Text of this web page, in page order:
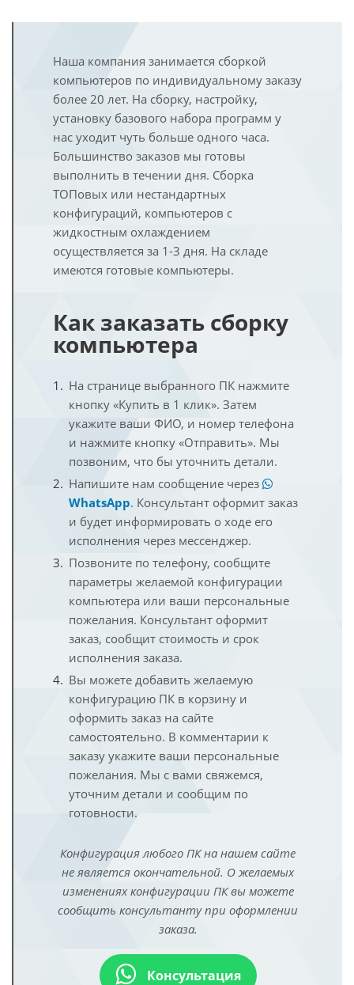
Наша компания занимается сборкой
компьютеров по индивидуальному заказу
более 20 лет. На сборку, настройку,
установку базового набора программ у
нас уходит чуть больше одного часа.
Большинство заказов мы готовы
выполнить в течении дня. Сборка
ТОПовых или нестандартных
конфигураций, компьютеров с
жидкостным охлаждением
осуществляется за 1-3 дня. На складе
имеются готовые компьютеры.
Как заказать сборку
компьютера
На странице выбранного ПК нажмите
кнопку «Купить в 1 клик». Затем
укажите ваши ФИО, и номер телефона
и нажмите кнопку «Отправить». Мы
позвоним, что бы уточнить детали.
Напишите нам сообщение через
WhatsApp. Консультант оформит заказ
и будет информировать о ходе его
исполнения через мессенджер.
Позвоните по телефону, сообщите
параметры желаемой конфигурации
компьютера или ваши персональные
пожелания. Консультант оформит
заказ, сообщит стоимость и срок
исполнения заказа.
Вы можете добавить желаемую
конфигурацию ПК в корзину и
оформить заказ на сайте
самостоятельно. В комментарии к
заказу укажите ваши персональные
пожелания. Мы с вами свяжемся,
уточним детали и сообщим по
готовности.
Конфигурация любого ПК на нашем сайте
не является окончательной. О желаемых
изменениях конфигурации ПК вы можете
сообщить консультанту при оформлении
заказа.
Консультация